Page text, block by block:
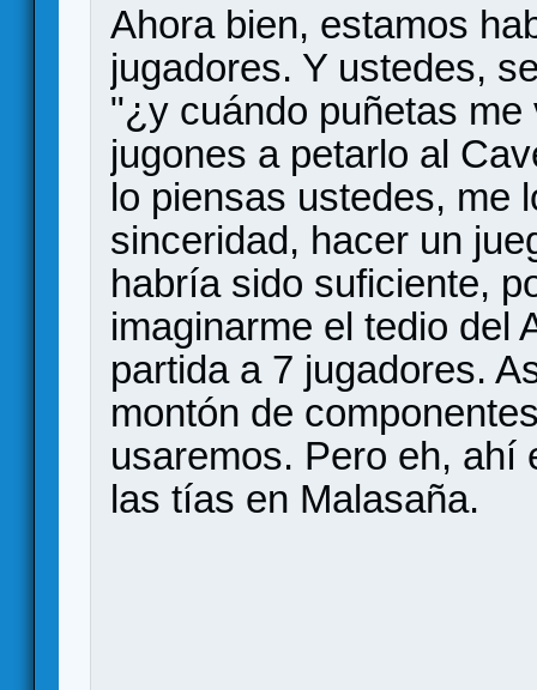
Ahora bien, estamos
jugadores. Y ustedes,
"¿y cuándo puñetas
jugones a petarlo al
lo piensas ustedes, me
sinceridad, hacer un
habría sido suficiente,
imaginarme el tedio del
partida a 7 jugadores.
montón de
usaremos. Pero eh, ahí
las tías en Malasaña.